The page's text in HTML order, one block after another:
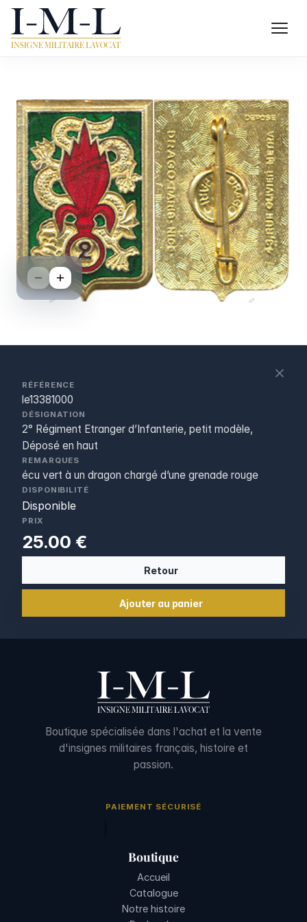
RÉFÉRENCE
le13381000
DÉSIGNATION
2° Régiment Etranger d’Infanterie, petit modèle,
Déposé en haut
REMARQUES
écu vert à un dragon chargé d’une grenade rouge
DISPONIBILITÉ
Disponible
PRIX
25.00 €
Retour
Ajouter au panier
Boutique spécialisée dans l'achat et la vente
d'insignes militaires français, histoire et
passion.
PAIEMENT SÉCURISÉ
Boutique
Accueil
Catalogue
Notre histoire